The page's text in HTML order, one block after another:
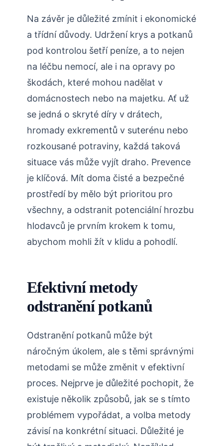
Na závěr je důležité zmínit i ekonomické
a třídní důvody. Udržení krys a potkanů
pod kontrolou šetří peníze, a to nejen
na léčbu nemocí, ale i na opravy po
škodách, které mohou nadělat v
domácnostech nebo na majetku. Ať už
se jedná o skryté díry v drátech,
hromady exkrementů v suterénu nebo
rozkousané potraviny, každá taková
situace vás může vyjít draho. Prevence
je klíčová. Mít doma čisté a bezpečné
prostředí by mělo být prioritou pro
všechny, a odstranit potenciální hrozbu
hlodavců je prvním krokem k tomu,
abychom mohli žít v klidu a pohodlí.
Efektivní metody
odstranění potkanů
Odstranění potkanů může být
náročným úkolem, ale s těmi správnými
metodami se může změnit v efektivní
proces. Nejprve je důležité pochopit, že
existuje několik způsobů, jak se s tímto
problémem vypořádat, a volba metody
závisí na konkrétní situaci. Důležité je